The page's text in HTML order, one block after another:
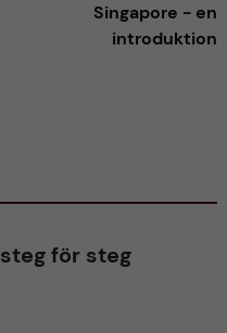
Singapore - en
introduktion
för steg